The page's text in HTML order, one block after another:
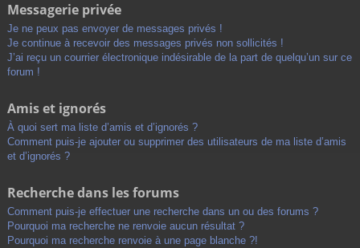
Messagerie privée
Je ne peux pas envoyer de messages privés !
Je continue à recevoir des messages privés non sollicités !
J’ai reçu un courrier électronique indésirable de la part de quelqu’un sur ce
forum !
Amis et ignorés
À quoi sert ma liste d’amis et d’ignorés ?
Comment puis-je ajouter ou supprimer des utilisateurs de ma liste d’amis
et d’ignorés ?
Recherche dans les forums
Comment puis-je effectuer une recherche dans un ou des forums ?
Pourquoi ma recherche ne renvoie aucun résultat ?
Pourquoi ma recherche renvoie à une page blanche ?!